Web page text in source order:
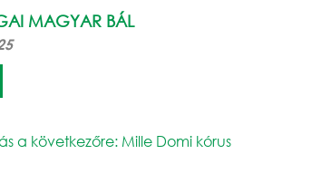
MAGYAR BÁL
a következőre: Mille Domi kórus